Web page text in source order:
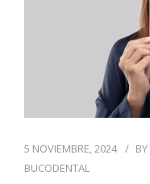
5 NOVIEMBRE, 2024 BY
BUCODENTAL